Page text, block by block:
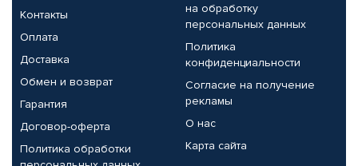
Контакты
Оплата
Доставка
Обмен и возврат
Гарантия
Договор-оферта
Политика обработки
на обработку
персональных данных
Политика
конфиденциальности
Согласие на получение
рекламы
О нас
Карта сайта